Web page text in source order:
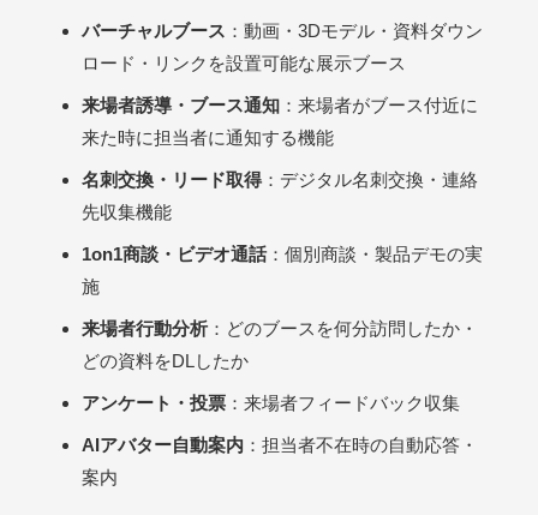
バーチャルブース ：動画・3Dモデル・資料ダウン
ロード・リンクを設置可能な展示ブース
来場者誘導・ブース通知 ：来場者がブース付近に
来た時に担当者に通知する機能
名刺交換・リード取得 ：デジタル名刺交換・連絡
先収集機能
1on1商談・ビデオ通話：個別商談・製品デモの実
施
来場者行動分析 ：どのブースを何分訪問したか・
どの資料をDLしたか
アンケート・投票 ：来場者フィードバック収集
AIアバター自動案内 ：担当者不在時の自動応答・
案内